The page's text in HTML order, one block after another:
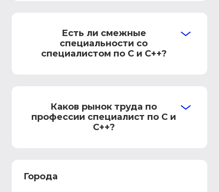
Есть ли смежные
специальности со
специалистом по C и C++?
Каков рынок труда по
профессии специалист по C и
C++?
Города